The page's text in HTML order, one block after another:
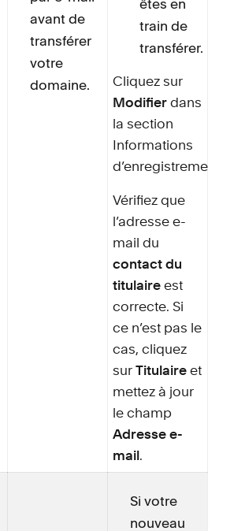
avant de
transférer
votre
domaine.
train de
transférer.
Cliquez sur
Modifier dans
la section
Informations
d’enregistrement.
Vérifiez que
l’adresse e-
mail du
contact du
titulaire est
correcte. Si
ce n’est pas le
cas, cliquez
surTitulaireet
mettez à jour
le champ
Adresse e-
mail .
Si votre
nouveau